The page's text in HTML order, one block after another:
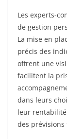
Les experts-
de gestion
La mise en
précis des
offrent une
facilitent la
dans leurs
leur
des prévisions